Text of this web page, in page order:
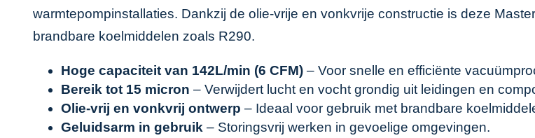
warmtepompinstallaties. Dankzij de olie-vrije en vonkvrije constructie is deze
brandbare koelmiddelen zoals R290.
Hoge capaciteit van 142L/min (6 CFM) – Voor snelle en efficiënte
Bereik tot 15 micron – Verwijdert lucht en vocht grondig uit leidingen en
Olie-vrij en vonkvrij ontwerp – Ideaal voor gebruik met brandbare
Geluidsarm in gebruik – Storingsvrij werken in gevoelige omgevingen.